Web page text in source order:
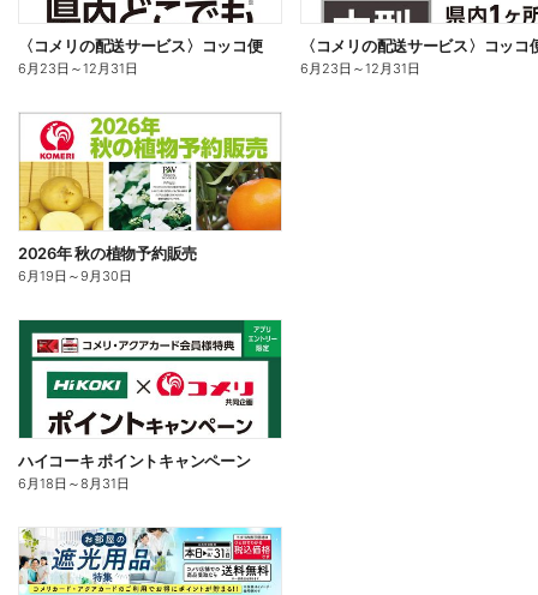
〈コメリの配送サービス〉コッコ便
6月23日 ～12月31日
〈コメリの配送サービス〉コッコ
6月23日 ～12月31日
2026年 秋の植物予約販売
6月19日 ～9月30日
ハイコーキ ポイントキャンペーン
6月18日 ～8月31日